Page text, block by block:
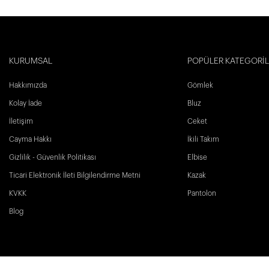
KURUMSAL
Hakkımızda
Kolay İade
İletişim
Cayma Hakkı
Gizlilik - Güvenlik Politikası
Ticari Elektronik İleti Bilgilendirme Metni
KVKK
Blog
POPÜLER
Gömlek
Bluz
Ceket
İkili Takım
Elbise
Kazak
Pantolon